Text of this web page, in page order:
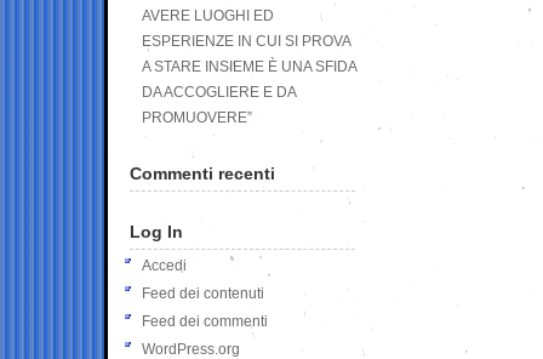
AVERE LUOGHI ED
ESPERIENZE IN CUI SI PROVA
A STARE INSIEME È UNA SFIDA
DA ACCOGLIERE E DA
PROMUOVERE”
Commenti recenti
Log In
Accedi
Feed dei contenuti
Feed dei commenti
WordPress.org